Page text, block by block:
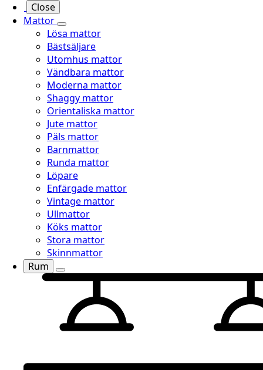
Close
Mattor
Lösa mattor
Bästsäljare
Utomhus mattor
Vändbara mattor
Moderna mattor
Shaggy mattor
Orientaliska mattor
Jute mattor
Päls mattor
Barnmattor
Runda mattor
Löpare
Enfärgade mattor
Vintage mattor
Ullmattor
Köks mattor
Stora mattor
Skinnmattor
Rum